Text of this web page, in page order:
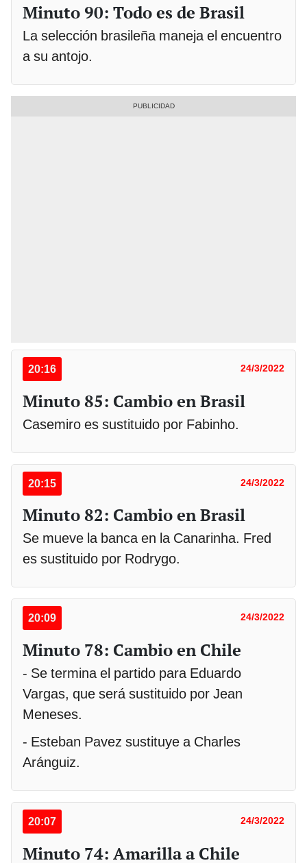
Minuto 90: Todo es de Brasil
La selección brasileña maneja el encuentro
a su antojo.
20:16 24/3/2022
Minuto 85: Cambio en Brasil
Casemiro es sustituido por Fabinho.
20:15 24/3/2022
Minuto 82: Cambio en Brasil
Se mueve la banca en la Canarinha. Fred
es sustituido por Rodrygo.
20:09 24/3/2022
Minuto 78: Cambio en Chile
- Se termina el partido para Eduardo
Vargas, que será sustituido por Jean
Meneses.
- Esteban Pavez sustituye a Charles
Aránguiz.
20:07 24/3/2022
Minuto 74: Amarilla a Chile